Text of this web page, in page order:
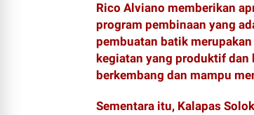
Rico Alviano memberikan
program pembinaan yang
pembuatan batik
kegiatan yang produktif
berkembang dan mampu
Sementara itu, Kalapas